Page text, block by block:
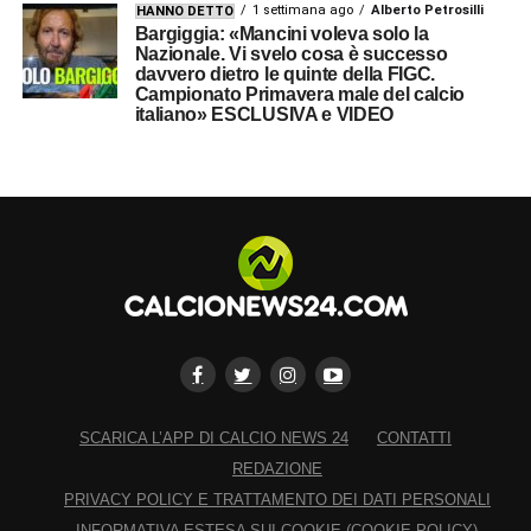
Chelsea lo aveva pagato 40 milioni più bonus
all’Ajax.Per quanto riguarda Giroud, il Milan
lascia che siano giocatore ed agenti a
provvedere alla risoluzione del contratto.
LA PLAYLIST DELLE NOSTRE TOP NEWS
HANNO DETTO 1 settimana ago Alberto Petrosilli
Bargiggia: «Mancini voleva solo la
Nazionale. Vi svelo cosa è successo
davvero dietro le quinte della FIGC.
Campionato Primavera male del calcio
italiano» ESCLUSIVA e VIDEO
SCARICA L’APP DI CALCIO NEWS 24
CONTATTI
REDAZIONE
PRIVACY POLICY E TRATTAMENTO DEI DATI PERSONALI